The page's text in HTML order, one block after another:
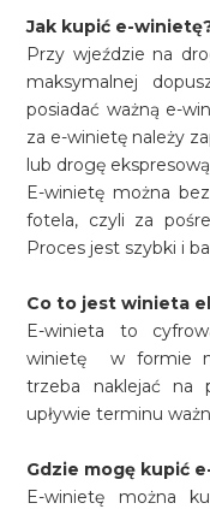
Jak kupić e-
Przy wjeździe na
maksymalnej
posiadać ważną e-
za e-winietę należy
lub drogę
E-winietę można
fotela, czyli za
Proces jest szybki i
Co to jest winieta
E-winieta to
winietę w formie
trzeba naklejać na
upływie terminu
Gdzie mogę kupić
E-winietę można